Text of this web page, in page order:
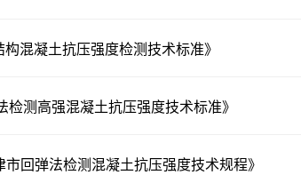
构混凝土抗压强度检测技术标准》
检测高强混凝土抗压强度技术标准》
市回弹法检测混凝土抗压强度技术规程》